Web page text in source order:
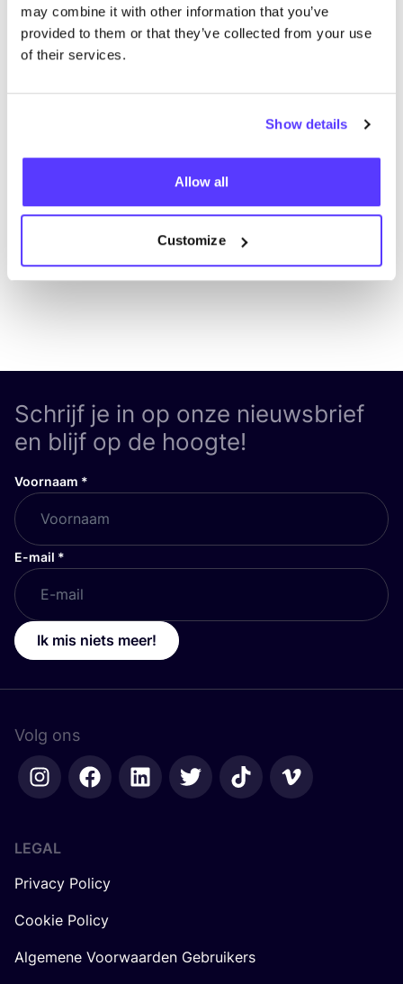
may combine it with other information that you’ve
provided to them or that they’ve collected from your use
of their services.
Show details
Allow all
Customize
Bezoek webshop
List Map
Schrijf je in op onze nieuwsbrief
en blijf op de hoogte!
Voornaam *
E-mail *
Ik mis niets meer!
Volg ons
LEGAL
Privacy Policy
Cookie Policy
Algemene Voorwaarden Gebruikers